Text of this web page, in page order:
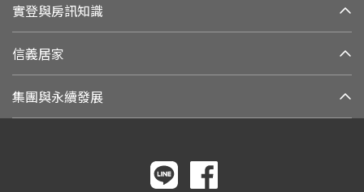
實登與房訊知識
信義居家
集團與永續發展